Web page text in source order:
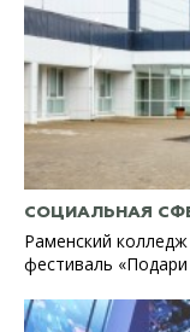
СОЦИАЛЬНАЯ
Раменский
фестиваль